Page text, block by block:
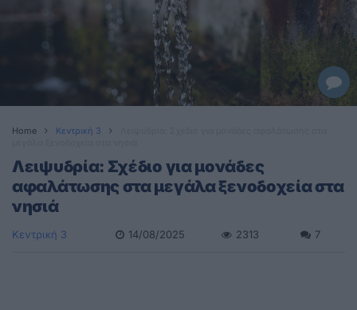
Home Κεντρική 3
Λειψυδρία: Σχέδιο για μονάδες
αφαλάτωσης στα μεγάλα ξενοδοχεία στα
νησιά
Κεντρική 3 14/08/2025 2313 7